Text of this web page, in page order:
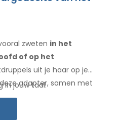
zweten in het
of op het
uit je haar op je
adapter, samen met
Electro Antiperspirant
in jouw taal.